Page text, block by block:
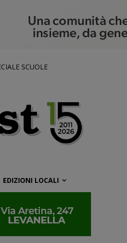
SCUOLE
EDIZIONI LOCALI